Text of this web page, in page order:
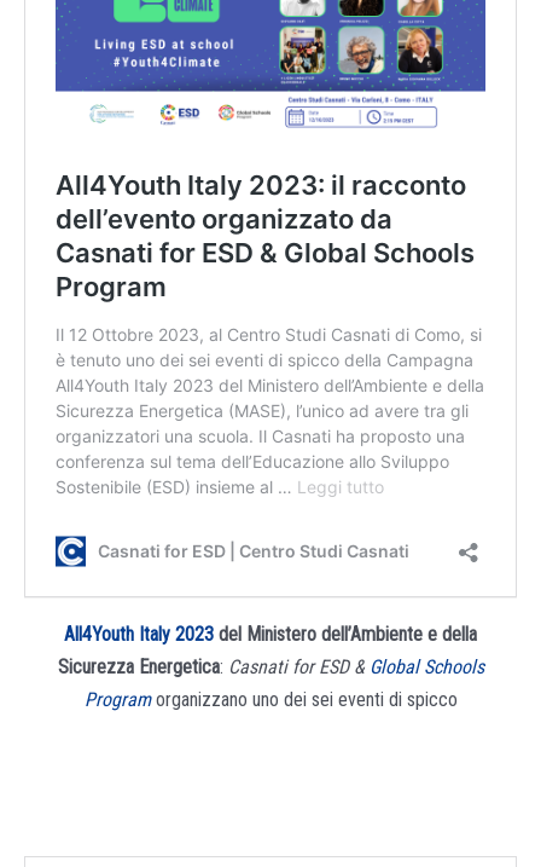
All4Youth Italy 2023 del Ministero dell’Ambiente e della
Sicurezza Energetica: Casnati for ESD & Global Schools
Programorganizzano uno dei sei eventi di spicco